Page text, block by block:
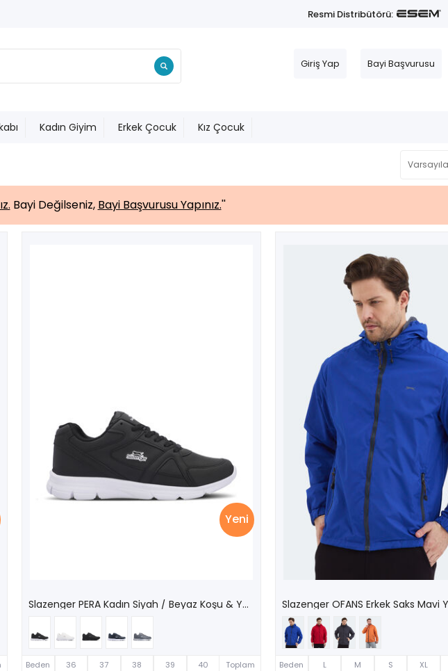
Resmi Distribütörü:
Bayi Başvurusu
Giriş Yap
Kadın Giyim Erkek Çocuk Kız Çocuk
Bayi Değilseniz, Bayi Başvurusu Yapınız.''
Yeni
Slazenger PERA Kadın Siyah / Beyaz Koşu & Yürüyüş Spor Ayakkabısı
Beden 36 37 38 39 40
Toplam
Slazenger OFANS Erkek Saks Mavi
Beden L M S
XL